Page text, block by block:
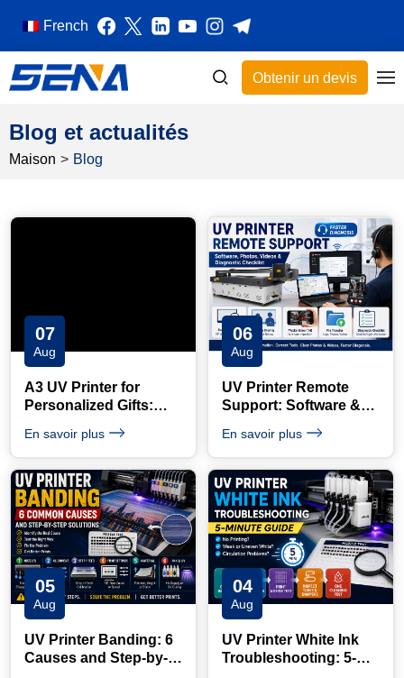
French
Obtenir un devis
Blog et actualités
Maison > Blog
07
Aug
A3 UV Printer for
Personalized Gifts:
En savoir plus
06
Aug
UV Printer Remote
Support: Software &
En savoir plus
05
Aug
UV Printer Banding: 6
Causes and Step-by-
04
Aug
UV Printer White Ink
Troubleshooting: 5-